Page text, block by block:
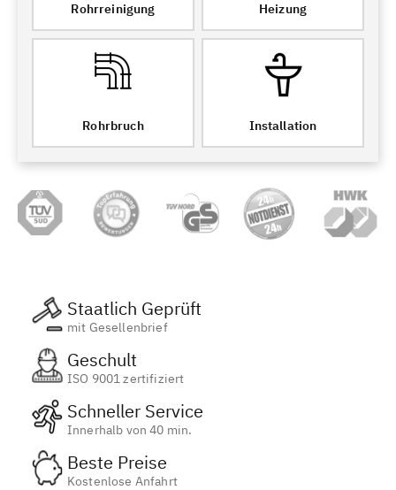
Rohrreinigung Heizung
Rohrbruch Installation
Staatlich Geprüft
mit Gesellenbrief
Geschult
ISO 9001 zertifiziert
Schneller Service
Innerhalb von 40 min.
Beste Preise
Kostenlose Anfahrt